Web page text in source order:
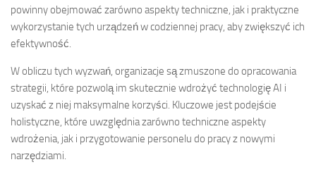
powinny obejmować zarówno aspekty techniczne, jak i praktyczne
wykorzystanie tych urządzeń w codziennej pracy, aby zwiększyć ich
efektywność.
W obliczu tych wyzwań, organizacje są zmuszone do opracowania
strategii, które pozwolą im skutecznie wdrożyć technologię AI i
uzyskać z niej maksymalne korzyści. Kluczowe jest podejście
holistyczne, które uwzględnia zarówno techniczne aspekty
wdrożenia, jak i przygotowanie personelu do pracy z nowymi
narzędziami.